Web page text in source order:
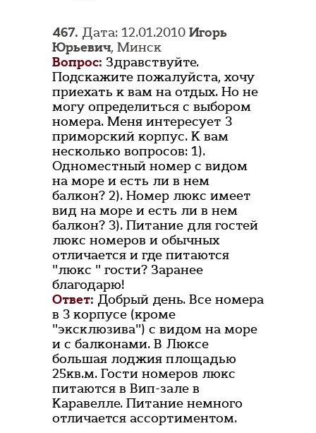
467. Дата: 12.01.2010 Игорь
Юрьевич, Минск
Вопрос: Здравствуйте.
Подскажите пожалуйста, хочу
приехать к вам на отдых. Но не
могу определиться с выбором
номера. Меня интересует 3
приморский корпус. К вам
несколько вопросов: 1).
Одноместный номер с видом
на море и есть ли в нем
балкон? 2). Номер люкс имеет
вид на море и есть ли в нем
балкон? 3). Питание для гостей
люкс номеров и обычных
отличается и где питаются
"люкс " гости? Заранее
благодарю!
Ответ: Добрый день. Все номера
в 3 корпусе (кроме
"эксклюзива") с видом на море
и с балконами. В Люксе
большая лоджия площадью
25кв.м. Гости номеров люкс
питаются в Вип-зале в
Каравелле. Питание немного
отличается ассортиментом.